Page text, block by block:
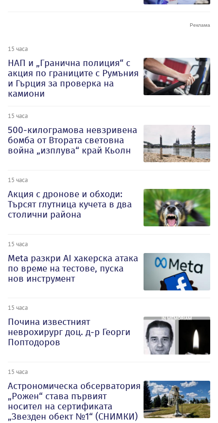
15 часа
НАП и „Гранична полиция“ с
акция по границите с Румъния
и Гърция за проверка на
камиони
15 часа
500-килограмова невзривена
бомба от Втората световна
война „изплува“ край Кьолн
15 часа
Акция с дронове и обходи:
Търсят глутница кучета в два
столични района
15 часа
Meta разкри AI хакерска атака
по време на тестове, пуска
нов инструмент
15 часа
Почина известният
неврохирург доц. д-р Георги
Поптодоров
15 часа
Астрономическа обсерватория
„Рожен“ става първият
носител на сертификата
„Звезден обект №1“ (СНИМКИ)